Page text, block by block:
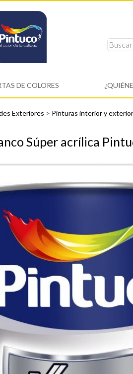
DE COLORES
Exteriores > Pinturas interior y exterior
Súper acrílica